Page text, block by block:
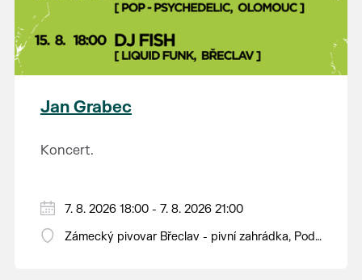
Jan Grabec
Koncert.
7. 8. 2026 18:00 - 7. 8. 2026 21:00
Zámecký pivovar Břeclav - pivní zahrádka, Pod